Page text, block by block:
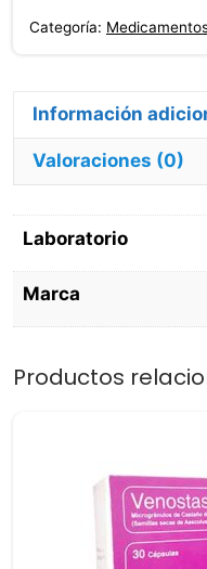
Categoría:
Información
Valoraciones (0)
Laboratorio
Marca
Productos